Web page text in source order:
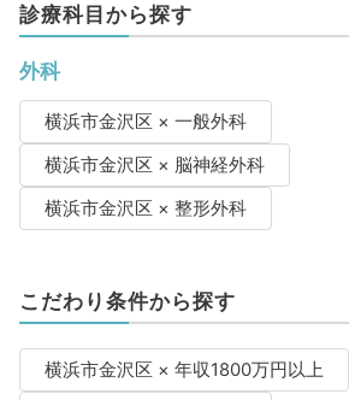
診療科目から探す
外科
横浜市金沢区 × 一般外科
横浜市金沢区 × 脳神経外科
横浜市金沢区 × 整形外科
こだわり条件から探す
横浜市金沢区 × 年収1800万円以上